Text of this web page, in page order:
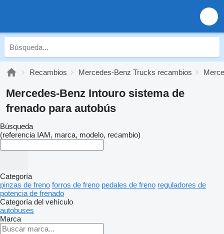
Recambios Mercedes-Benz Trucks recambios
Mercedes-Benz Intouro sistema de
frenado para autobús
Búsqueda
(referencia IAM, marca, modelo, recambio)
Categoría
pinzas de freno forros de freno pedales de freno reguladores de
potencia de frenado
Categoría del vehículo
autobuses
Marca